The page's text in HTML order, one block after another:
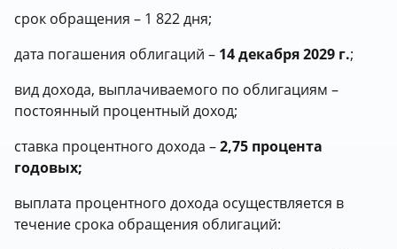
срок обращения – 1 822 дня;
дата погашения облигаций – 14 декабря 2029 г.;
вид дохода, выплачиваемого по облигациям –
постоянный процентный доход;
ставка процентного дохода –2,75 процента
годовых;
выплата процентного дохода осуществляется в
течение срока обращения облигаций: